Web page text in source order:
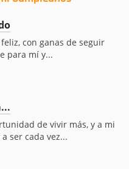
con ganas de seguir
para mí y...
de vivir más, y a mi
ser cada vez...